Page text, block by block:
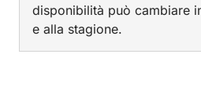
disponibilità può cambiare
e alla stagione.